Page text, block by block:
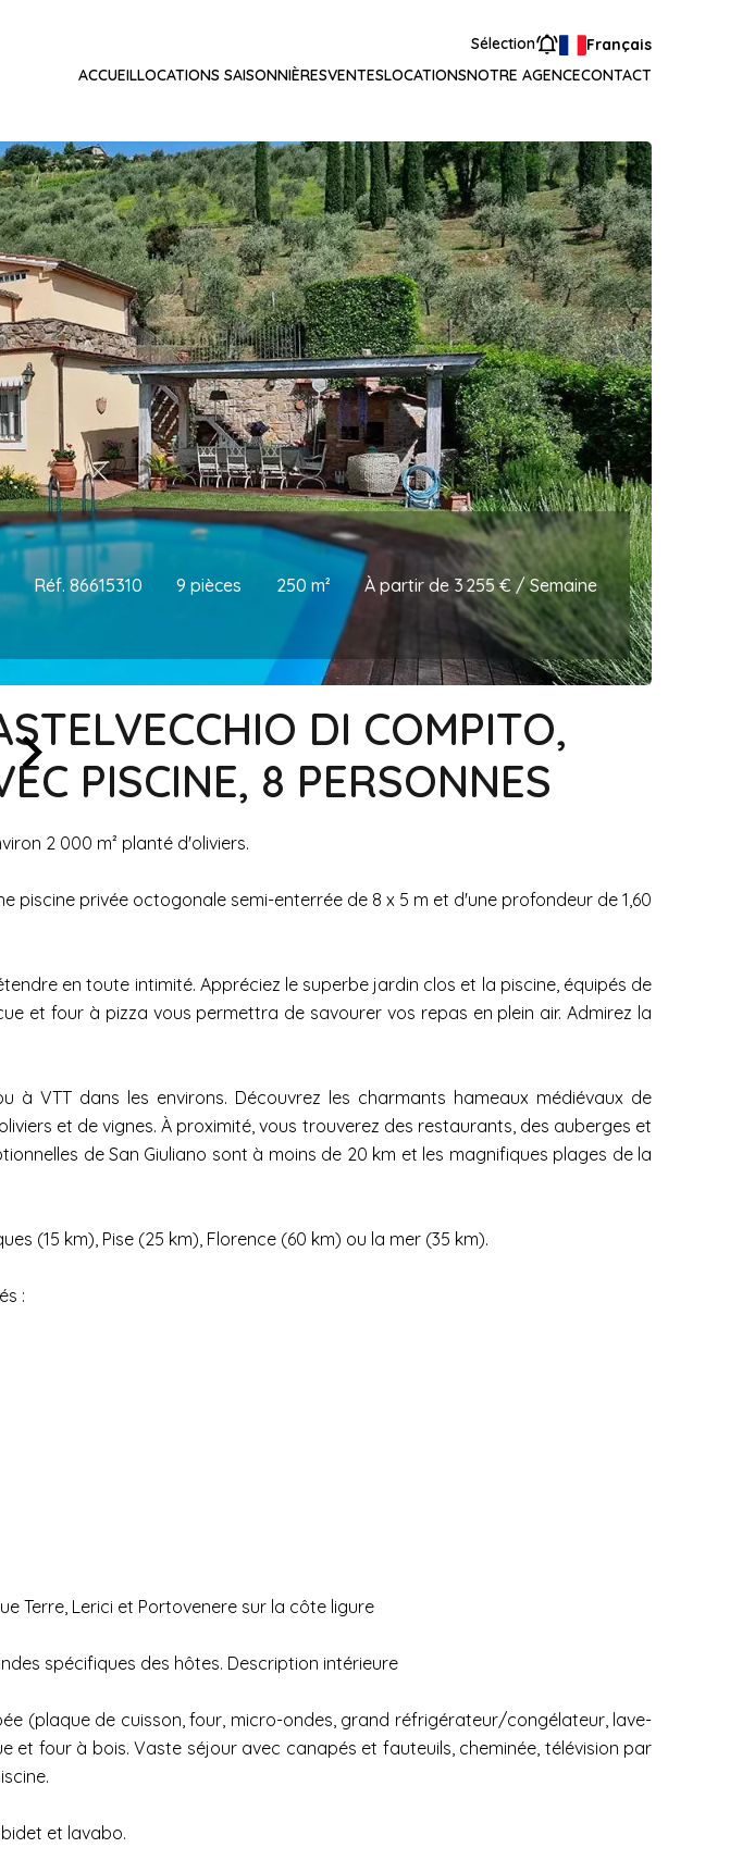
Sélection
Français
ACCUEILLOCATIONS SAISONNIÈRESVENTESLOCATIONSNOTRE AGENCECONTACT
Réf. 86615310 9 pièces 250 m² À partir de 3 255 € / Semaine
DI COMPITO,
PISCINE, 8 PERSONNES
2 000 m² planté d'oliviers.
piscine privée octogonale semi-enterrée de 8 x 5 m et d'une profondeur de 1,60
en toute intimité. Appréciez le superbe jardin clos et la piscine, équipés de
et four à pizza vous permettra de savourer vos repas en plein air. Admirez la
VTT dans les environs. Découvrez les charmants hameaux médiévaux de
et de vignes. À proximité, vous trouverez des restaurants, des auberges et
de San Giuliano sont à moins de 20 km et les magnifiques plages de la
(15 km), Pise (25 km), Florence (60 km) ou la mer (35 km).
:
Terre, Lerici et Portovenere sur la côte ligure
spécifiques des hôtes. Description intérieure
(plaque de cuisson, four, micro-ondes, grand réfrigérateur/congélateur, lave-
four à bois. Vaste séjour avec canapés et fauteuils, cheminée, télévision par
et lavabo.